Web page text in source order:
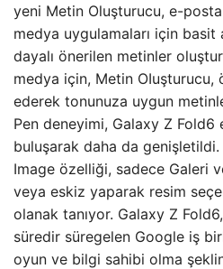
yeni Metin Oluşturucu, e-
medya uygulamaları için
dayalı önerilen metinler
medya için, Metin
ederek tonunuza uygun
Pen deneyimi, Galaxy Z Fold6
buluşarak daha da
Image özelliği, sadece Galeri
veya eskiz yaparak resim
olanak tanıyor. Galaxy Z
süredir süregelen Google iş
oyun ve bilgi sahibi olma